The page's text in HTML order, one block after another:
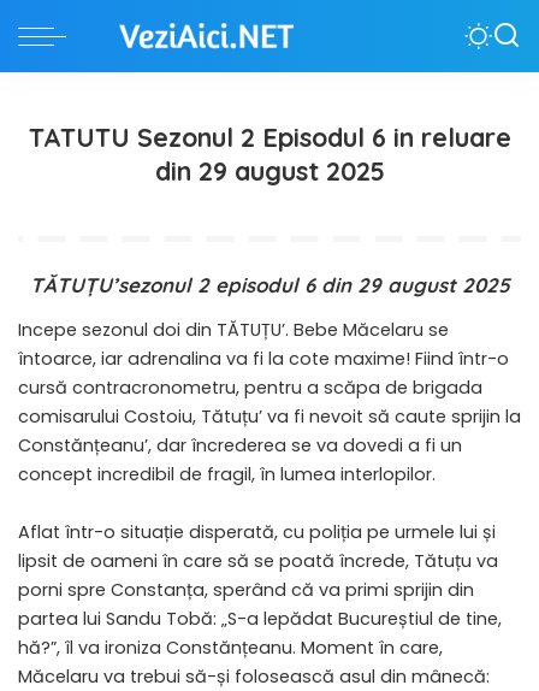
TATUTU Sezonul 2 Episodul 6 in reluare
din 29 august 2025
TĂTUȚU’sezonul 2 episodul 6 din 29 august 2025
Incepe sezonul doi din TĂTUȚU’. Bebe Măcelaru se
întoarce, iar adrenalina va fi la cote maxime! Fiind într-o
cursă contracronometru, pentru a scăpa de brigada
comisarului Costoiu, Tătuțu’ va fi nevoit să caute sprijin la
Constănțeanu’, dar încrederea se va dovedi a fi un
concept incredibil de fragil, în lumea interlopilor.
Aflat într-o situație disperată, cu poliția pe urmele lui și
lipsit de oameni în care să se poată încrede, Tătuțu va
porni spre Constanța, sperând că va primi sprijin din
partea lui Sandu Tobă: „S-a lepădat Bucureștiul de tine,
hă?”, îl va ironiza Constănțeanu. Moment în care,
Măcelaru va trebui să-și folosească asul din mânecă: